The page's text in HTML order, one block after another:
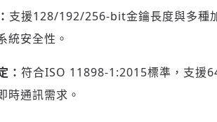
或註冊
Email 驗證碼
請輸入發送到的驗證碼
支援128/192/256-bit金鑰長度與多種
統安全性。
： 符合ISO 11898-1:2015標準，支援
時通訊需求。